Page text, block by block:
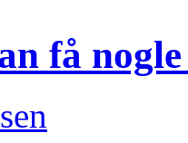
få nogle